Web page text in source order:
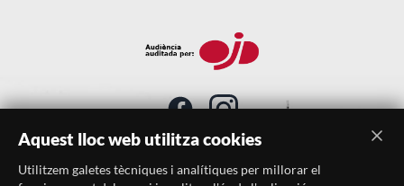
SUBSCRIU-TE AL BUTLLETÍ
Aquest lloc web utilitza cookies
Utilitzem galetes tècniques i analítiques per millorar el